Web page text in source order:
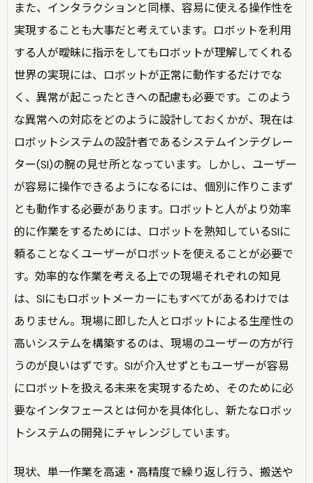
また、インタラクションと同様、容易に使える操作性を
実現することも大事だと考えています。ロボットを利用
する人が曖昧に指示をしてもロボットが理解してくれる
世界の実現には、ロボットが正常に動作するだけでな
く、異常が起こったときへの配慮も必要です。このよう
な異常への対応をどのように設計しておくかが、現在は
ロボットシステムの設計者であるシステムインテグレー
ター(SI)の腕の見せ所となっています。しかし、ユーザー
が容易に操作できるようになるには、個別に作りこまず
とも動作する必要があります。ロボットと人がより効率
的に作業をするためには、ロボットを熟知しているSIに
頼ることなくユーザーがロボットを使えることが必要で
す。効率的な作業を考える上での現場それぞれの知見
は、SIにもロボットメーカーにもすべてがあるわけでは
ありません。現場に即した人とロボットによる生産性の
高いシステムを構築するのは、現場のユーザーの方が行
うのが良いはずです。SIが介入せずともユーザーが容易
にロボットを扱える未来を実現するため、そのために必
要なインタフェースとは何かを具体化し、新たなロボッ
トシステムの開発にチャレンジしています。
現状、単一作業を高速・高精度で繰り返し行う、搬送や